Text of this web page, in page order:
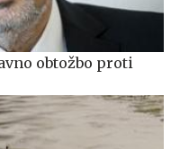
obtožbo proti